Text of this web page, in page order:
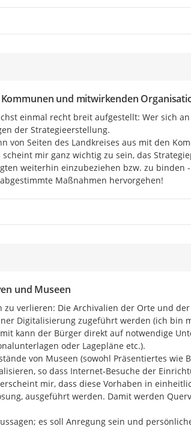
und mitwirkenden
einmal recht breit aufgestellt: Wer sich
der Strategieerstellung.
von Seiten des Landkreises aus mit den
scheint mir ganz wichtig zu sein, das
weiterhin einzubeziehen bzw. zu binden
Maßnahmen hervorgehen!
und Museen
zu verlieren: Die Archivalien der Orte und
Digitalisierung zugeführt werden (ich bin
kann der Bürger direkt auf notwendige
oder Lagepläne etc.).
von Museen (sowohl Präsentiertes wie
so dass Internet-Besuche der
mir, dass diese Vorhaben in
ausgeführt werden. Damit werden
es soll Anregung sein und